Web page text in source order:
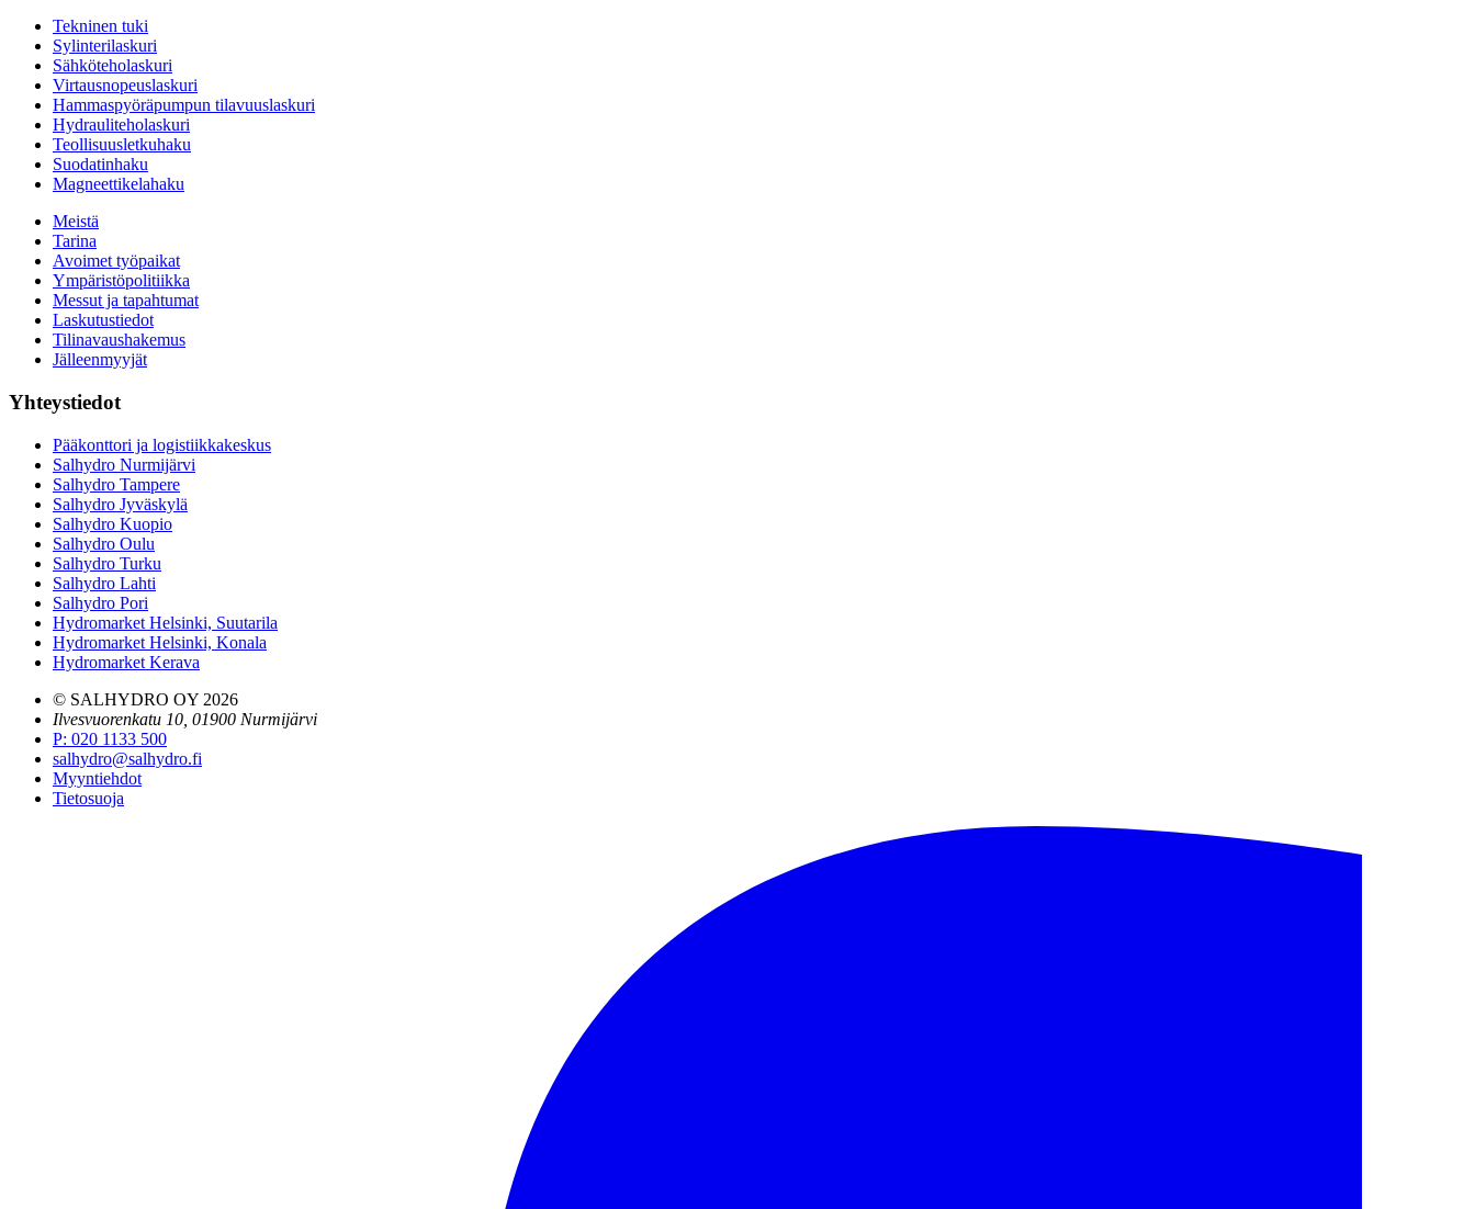
Tekninen tuki
Sylinterilaskuri
Sähköteholaskuri
Virtausnopeuslaskuri
Hammaspyöräpumpun tilavuuslaskuri
Hydrauliteholaskuri
Teollisuusletkuhaku
Suodatinhaku
Magneettikelahaku
Meistä
Tarina
Avoimet työpaikat
Ympäristöpolitiikka
Messut ja tapahtumat
Laskutustiedot
Tilinavaushakemus
Jälleenmyyjät
Yhteystiedot
Pääkonttori ja logistiikkakeskus
Salhydro Nurmijärvi
Salhydro Tampere
Salhydro Jyväskylä
Salhydro Kuopio
Salhydro Oulu
Salhydro Turku
Salhydro Lahti
Salhydro Pori
Hydromarket Helsinki, Suutarila
Hydromarket Helsinki, Konala
Hydromarket Kerava
© SALHYDRO OY 2026
Ilvesvuorenkatu 10, 01900 Nurmijärvi
P: 020 1133 500
salhydro@salhydro.fi
Myyntiehdot
Tietosuoja